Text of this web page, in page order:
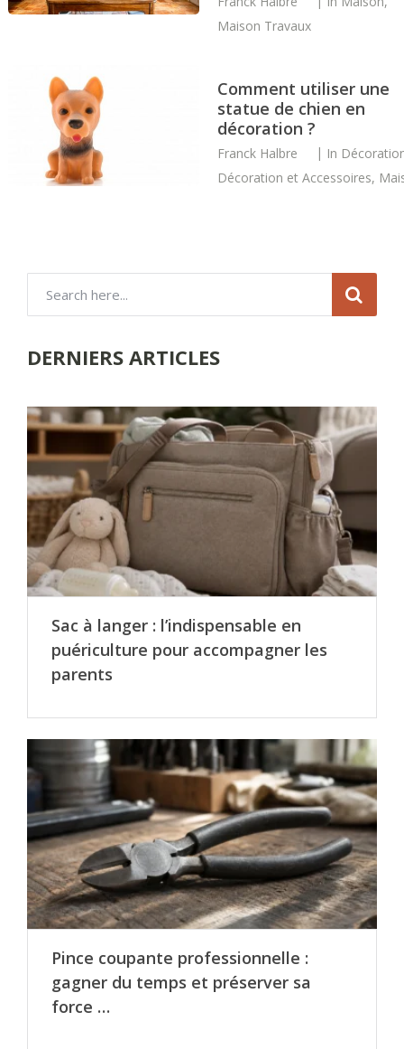
Maison Travaux
Comment utiliser une
statue de chien en
décoration ?
Franck Halbre In
Décoration et Accessoires,
DERNIERS ARTICLES
Sac à langer : l’indispensable en
puériculture pour accompagner les
parents
Pince coupante professionnelle :
gagner du temps et préserver sa
force …